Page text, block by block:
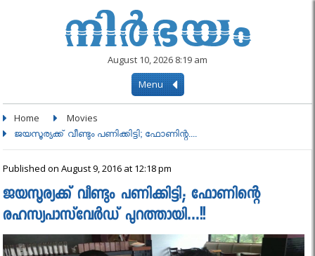
August 10, 2026 8:19 am
Menu
Home Movies
ജയസൂര്യക്ക് വീണ്ടും പണിക്കിട്ടി; ഫോണിന്റ....
Published on August 9, 2016 at 12:18 pm
ജയസൂര്യക്ക് വീണ്ടും പണിക്കിട്ടി; ഫോണിന്റെ
രഹസ്യപാസ്‌വേര്‍ഡ് പുറത്തായി…!!